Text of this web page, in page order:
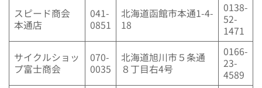
スピード商会
本通店
041-
0851
北海道函館市本通1-4-
18
0138-
52-
1471
サイクルショッ
プ富士商会
070-
0035
北海道旭川市５条通
８丁目右4号
0166-
23-
4589